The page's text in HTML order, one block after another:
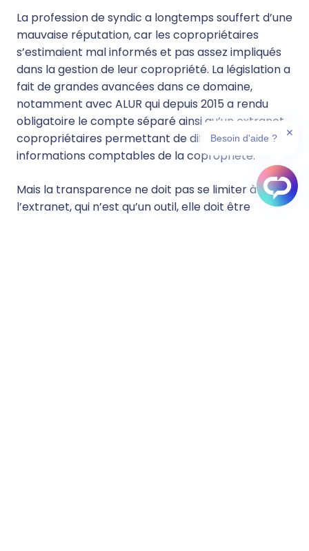
La profession de syndic a longtemps souffert d’une
mauvaise réputation, car les copropriétaires
s’estimaient mal informés et pas assez impliqués
dans la gestion de leur copropriété. La législation a
fait de grandes avancées dans ce domaine,
notamment avec ALUR qui depuis 2015 a rendu
obligatoire le compte séparé ainsi qu’un extranet
copropriétaires permettant de diffuser les
informations comptables de la copropriété.
Mais la transparence ne doit pas se limiter à
l’extranet, qui n’est qu’un outil, elle doit être
Besoin d'aide ? ✕